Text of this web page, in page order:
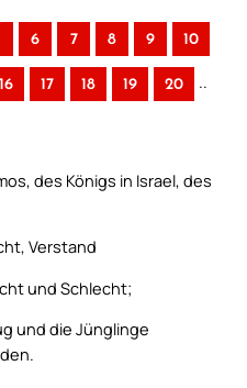
6 7 8 9 10
16 17 18 19 20 ..
des Königs in Israel, des
Verstand
und Schlecht;
und die Jünglinge